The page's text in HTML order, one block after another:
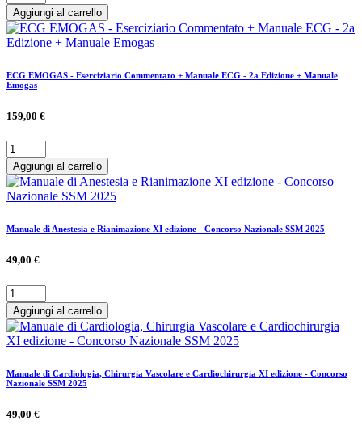
Aggiungi al carrello
ECG EMOGAS - Eserciziario Commentato + Manuale ECG - 2a Edizione + Manuale
Emogas
159,00 €
Aggiungi al carrello
Manuale di Anestesia e Rianimazione XI edizione - Concorso Nazionale SSM 2025
49,00 €
Aggiungi al carrello
Manuale di Cardiologia, Chirurgia Vascolare e Cardiochirurgia XI edizione - Concorso
Nazionale SSM 2025
49,00 €